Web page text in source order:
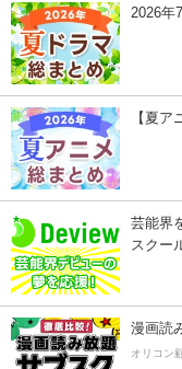
2026年
【夏
芸能界
スクー
漫画読
オリコン